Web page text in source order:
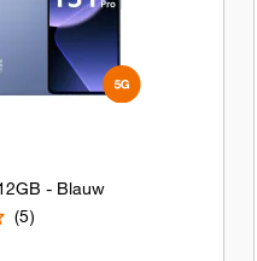
- Blauw
5